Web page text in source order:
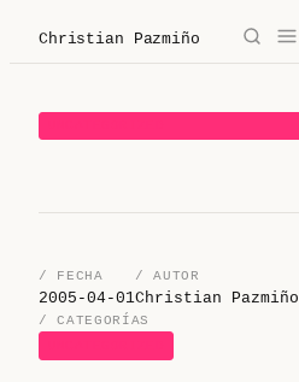
Christian Pazmiño
Christian Pazmiño
/ Legaltech
/ Sobre mí
/ FECHA
2005-04-01
/ AUTOR
Christian Pazmiño
/ CATEGORÍAS